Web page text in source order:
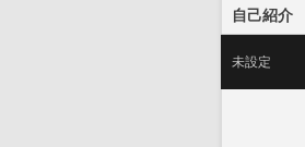
自己紹介
未設定